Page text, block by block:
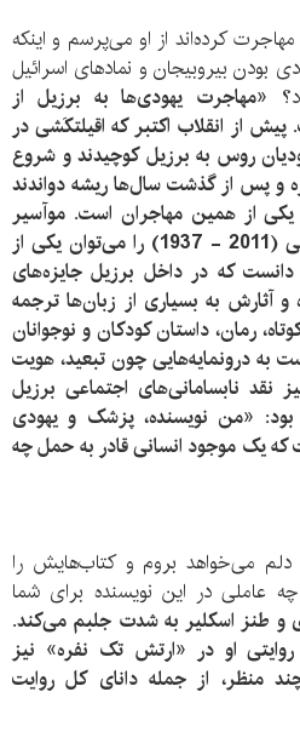
کرده‌اند از او می‌پرسم و اینکه
بودن بیروبیجان و نمادهای اسرائیل
«مهاجرت یهودی‌ها به برزیل از
از انقلاب اکتبر که اقیلتکَشی در
روس به برزیل کوچیدند و شروع
و پس از گذشت سال‌ها ریشه‌ دواندند
یکی از همین مهاجران است. موآسیر
اسکلیر نویسنده و پزشک برزیلی (2011 - 1937) را می‌توان یکی از
دانست که در داخل برزیل جایزه‌های
آثارش به بسیاری از زبان‌ها ترجمه
رمان، داستان کودکان و نوجوانان
به درونمایه‌هایی چون تبعید، هویت
نقد نابسامانی‌های اجتماعی برزیل
بود: «من نویسنده، پزشک و یهودی
یک موجود انسانی قادر به حمل چه
می‌خواهد بروم و کتاب‌هایش را
عاملی در این نویسنده برای شما
و طنز اسکلیر به شدت جلبم می‌کند.
او در «ارتش تک نفره» نیز
منظر، از جمله دانای کل روایت